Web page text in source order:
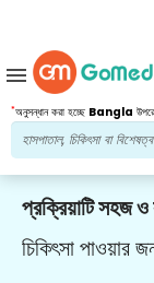
*অনুসন্ধান করা হচ্ছে Bangla
menu
প্রক্রিয়াটি সহজ
চিকিৎসা পাওয়ার